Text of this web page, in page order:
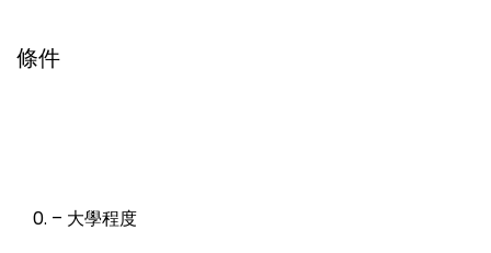
條件
– 大學程度